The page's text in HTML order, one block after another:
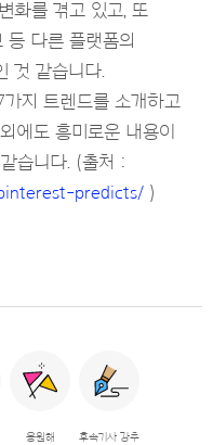
화를 겪고 있고, 또
등 다른 플랫폼의
것 같습니다.
지 트렌드를 소개하고
에도 흥미로운 내용이
습니다. (출처 :
predicts/ )
응원해 후속기사 강추